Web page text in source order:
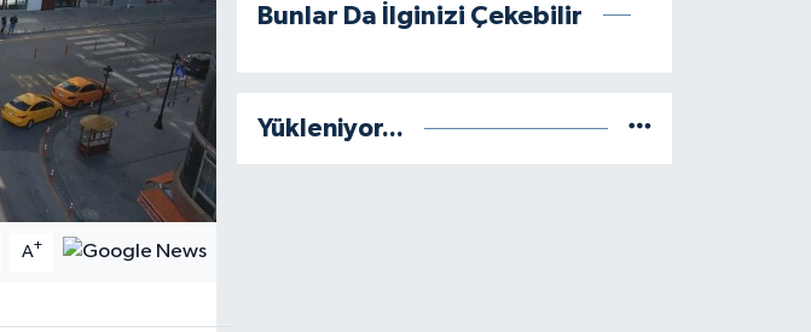
A+
Bunlar Da İlginizi Çekebilir
Yükleniyor...